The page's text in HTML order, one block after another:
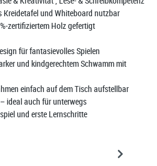
Kreidetafel und Whiteboard nutzbar
zertifiziertem Holz gefertigt
für fantasievolles Spielen
und kindgerechtem Schwamm mit
einfach auf dem Tisch aufstellbar
ideal auch für unterwegs
und erste Lernschritte